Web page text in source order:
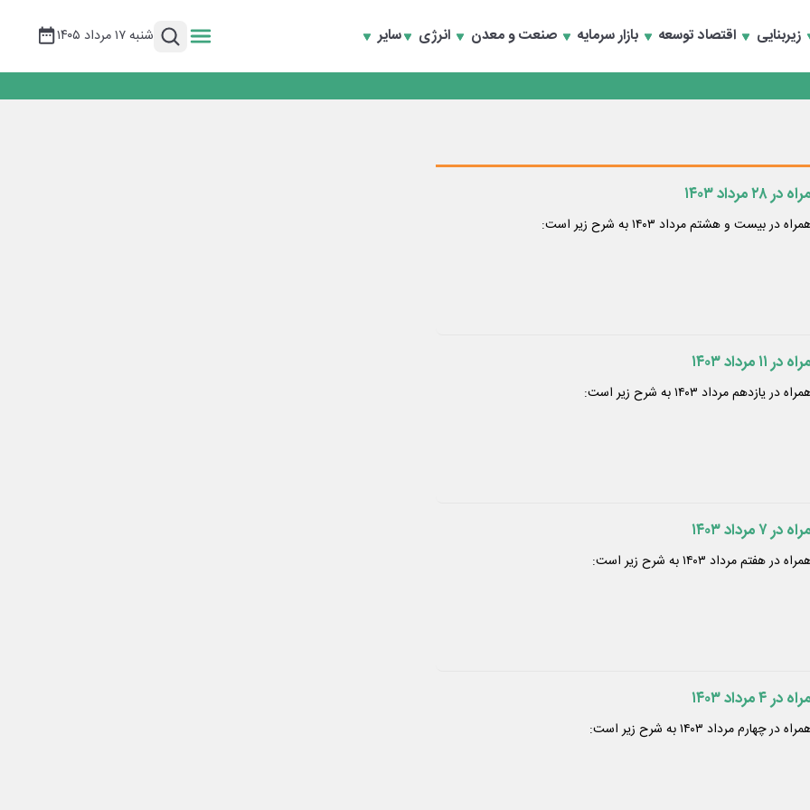
زیربنایی اقتصاد توسعه بازار سرمایه صنعت و معدن انرژی سایر شنبه ۱۷ مرداد ۱۴۰۵
مالی
تجارت و همگرایی منطقه‌ای
مالی
۱۴۰۳
و هشتم مرداد ۱۴۰۳ به شرح زیر است:
۱۴۰۳
مرداد ۱۴۰۳ به شرح زیر است:
۱۴۰۳
۱۴۰۳ به شرح زیر است:
۱۴۰۳
مرداد ۱۴۰۳ به شرح زیر است: